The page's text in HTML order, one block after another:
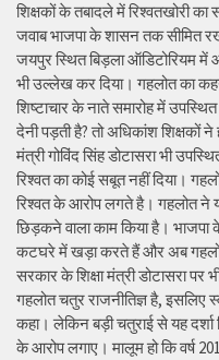
शिक्षकों के तबादले में रिश्वतखोरी का
जवाब भाजपा के शासन तक सीमित
जयपुर स्थित बिड़ला ऑडिटोरियम में
भी उल्लेख कर दिया। गहलोत का
शिष्टाचार के नाते समारोह में
देनी पड़ती है? तो अधिकांश शिक्षकों
मंत्री गोविंद सिंह डोटासरा भी
रिश्वत का कोई सबूत नहीं दिया।
रिश्वत के आरोप लगते है। गहलोत
छिड़कने वाला काम किया है।
कटघरे में खड़ा करते हैं और अब गहलोत
सरकार के शिक्षा मंत्री डोटासरा
गहलोत चतुर राजनीतिज्ञ है, इसलिए
कहा। लेकिन बड़ी चतुराई से यह दर्शा
के आरोप लगाए। मालूम हो कि वर्ष